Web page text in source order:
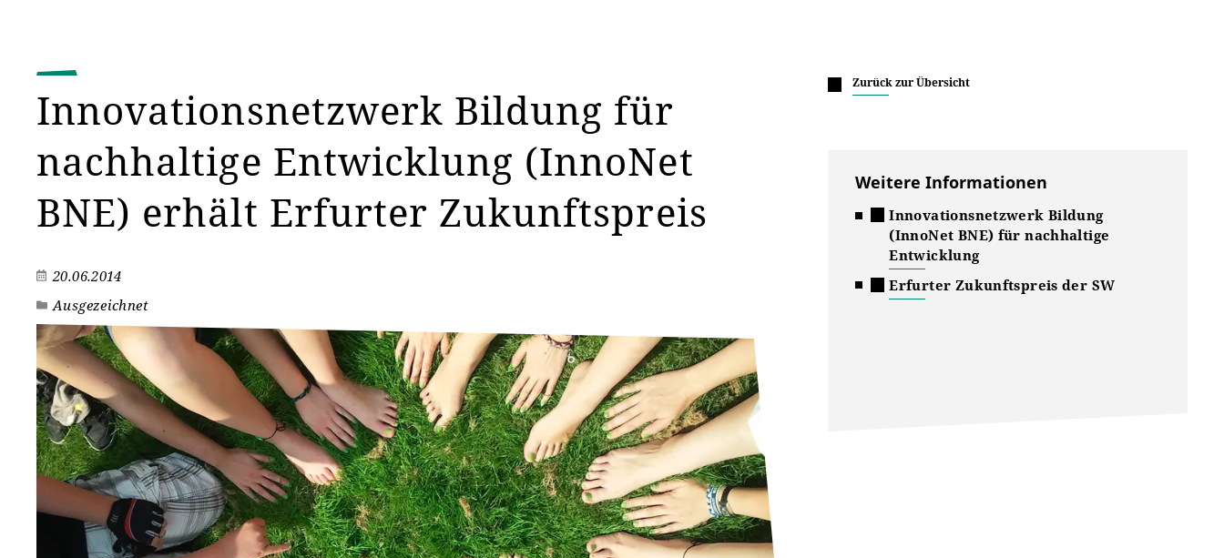
Innovationsnetzwerk Bildung für
nachhaltige Entwicklung (InnoNet
BNE) erhält Erfurter Zukunftspreis
20.06.2014
Ausgezeichnet
Zurück zur Übersicht
Weitere Informationen
Innovationsnetzwerk Bildung
(InnoNet BNE) für nachhaltige
Entwicklung
Erfurter Zukunftspreis der SW